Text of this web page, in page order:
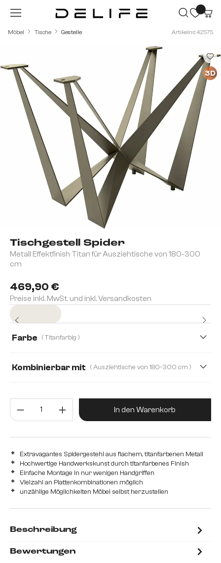
Zum Hauptinhalt springen
Möbel Tische Gestelle Artikelnr.: 42575
Tischgestell Spider
Metall Effektfinish Titan für Ausziehtische von 180-300
cm
469,90 €
Preise inkl. MwSt. und inkl. Versandkosten
Farbe ( Titanfarbig )
Kombinierbar mit ( Ausziehtische von 180-300 cm )
Tischplatten ab 200 cmProdukt Anzahl: Gib den
In den Warenkorb
Extravagantes Spidergestehl aus flachem, titanfarbenen Metall
Hochwertige Handwerkskunst durch titanfarbenes Finish
Einfache Montage in nur wenigen Handgriffen
Vielzahl an Plattenkombinationen möglich
unzählige Möglichkeiten Möbel selbst herzustellen
3D
Beschreibung
Bewertungen